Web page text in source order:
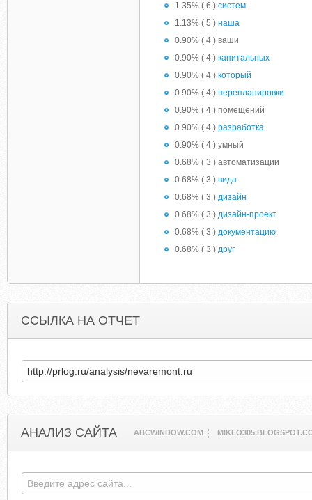
1.35% ( 6 ) систем
1.13% ( 5 ) наша
0.90% ( 4 ) ваши
0.90% ( 4 ) капитальных
0.90% ( 4 ) который
0.90% ( 4 ) перепланировки
0.90% ( 4 ) помещений
0.90% ( 4 ) разработка
0.90% ( 4 ) умный
0.68% ( 3 ) автоматизации
0.68% ( 3 ) вида
0.68% ( 3 ) дизайн
0.68% ( 3 ) дизайн-проект
0.68% ( 3 ) документацию
0.68% ( 3 ) друг
ССЫЛКА НА ОТЧЕТ
АНАЛИЗ САЙТА ABCWINDOW.COM